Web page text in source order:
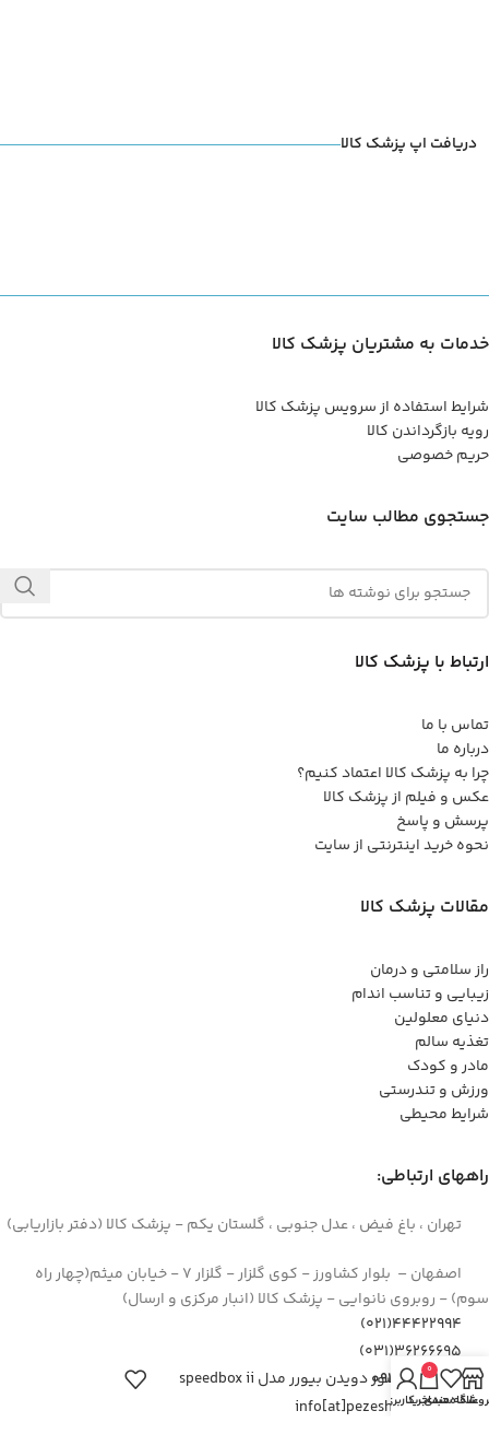
دریافت اپ پزشک کالا
خدمات به مشتریان پزشک کالا
شرایط استفاده از سرویس پزشک کالا
رویه بازگرداندن کالا
حریم خصوصی
جستجوی مطالب سایت
ارتباط با پزشک کالا
تماس با ما
درباره ما
چرا به پزشک کالا اعتماد کنیم؟
عکس و فیلم از پزشک کالا
پرسش و پاسخ
نحوه خرید اینترنتی از سایت
مقالات پزشک کالا
راز سلامتی و درمان
زیبایی و تناسب اندام
دنیای معلولین
تغذیه سالم
مادر و کودک
ورزش و تندرستی
شرایط محیطی
راههای ارتباطی:
تهران ، باغ فیض ، عدل جنوبی ، گلستان یکم - پزشک کالا (دفتر بازاریابی)
اصفهان – بلوار کشاورز - کوی گلزار - گلزار 7 - خیابان میثم(چهار راه
سوم) - روبروی نانوایی - پزشک کالا (انبار مرکزی و ارسال)
44422994(021)
۳۶۲۶۶۶۹۵(۰۳۱)
۰۹۱۲۹۳۷۳۶۲۶
info[at]pezeshkkala.com
سنسور دویدن بیورر مدل speedbox ii
علاقه مندی
0
سبد خرید
حساب کاربری من